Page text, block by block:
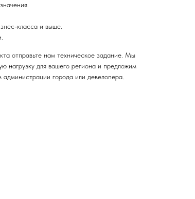
класса и выше.
отправьте нам техническое задание. Мы
нагрузку для вашего региона и предложим
города или девелопера.